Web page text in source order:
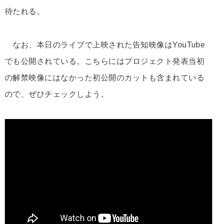
待たれる。
なお、本日のライブで上映された告知映像はYouTube
でも公開されている。こちらにはプロジェクト発表当初
の解禁映像にはなかった初公開のカットも含まれている
ので、ぜひチェックしよう。